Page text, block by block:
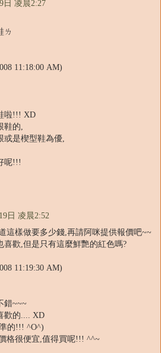
日 凌晨2:27
ㄌ
11:18:00 AM)
啦!!! XD
鞋的,
或是楔型鞋為優,
呢!!!
日 凌晨2:52
這樣做要多少錢,再請阿咪提供報價吧~~
喜歡,但是只有這麼鮮艷的紅色嗎?
11:19:30 AM)
錯~~~
歡的.... XD
的!!! ^O^)
格很便宜,值得買呢!!! ^^~